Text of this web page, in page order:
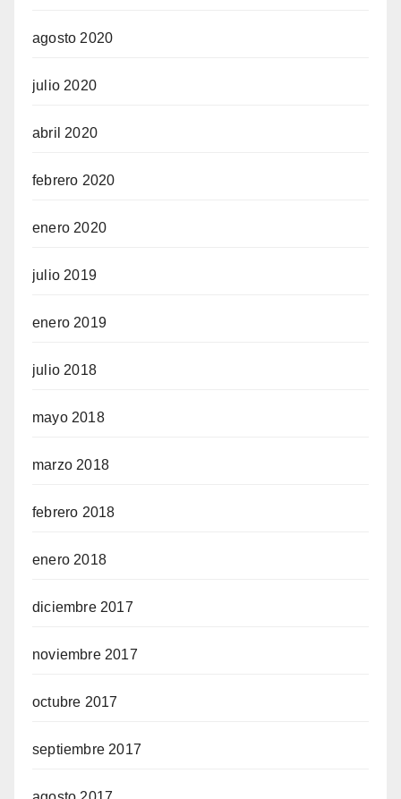
agosto 2020
julio 2020
abril 2020
febrero 2020
enero 2020
julio 2019
enero 2019
julio 2018
mayo 2018
marzo 2018
febrero 2018
enero 2018
diciembre 2017
noviembre 2017
octubre 2017
septiembre 2017